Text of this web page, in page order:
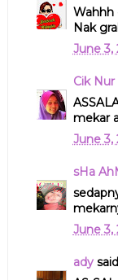
Wahhh
Nak
June 3,
Cik Nur
mekar
June 3,
sHa
June 3,
ady